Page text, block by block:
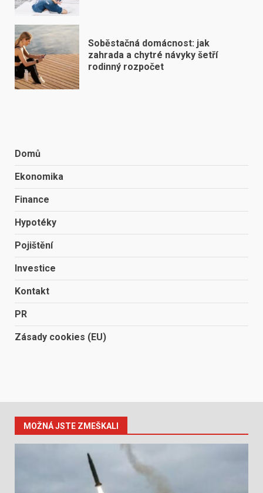
Soběstačná domácnost: jak
zahrada a chytré návyky šetří
rodinný rozpočet
Domů
Ekonomika
Finance
Hypotéky
Pojištění
Investice
Kontakt
PR
Zásady cookies (EU)
MOŽNÁ JSTE ZMEŠKALI